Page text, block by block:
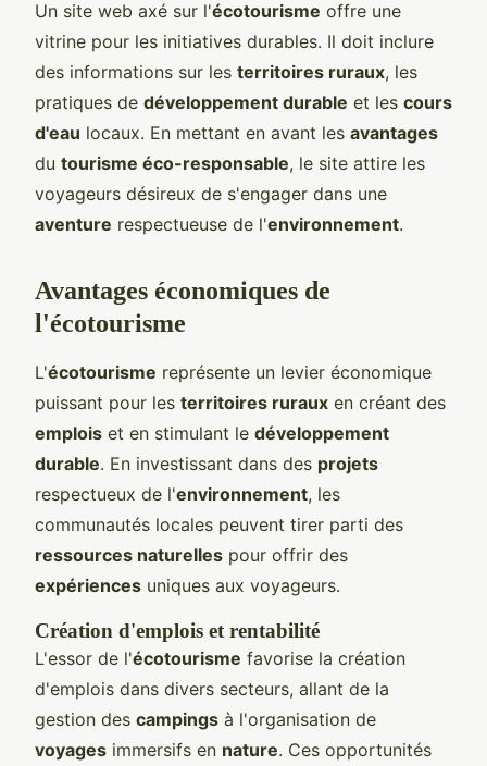
Un site web axé sur l'écotourisme offre une
vitrine pour les initiatives durables. Il doit inclure
des informations sur les territoires ruraux, les
pratiques de développement durable et les cours
d'eau locaux. En mettant en avant les avantages
du tourisme éco-responsable, le site attire les
voyageurs désireux de s'engager dans une
aventure respectueuse de l'environnement.
Avantages économiques de
l'écotourisme
L'écotourisme représente un levier économique
puissant pour les territoires ruraux en créant des
emplois et en stimulant le développement
durable. En investissant dans des projets
respectueux de l'environnement, les
communautés locales peuvent tirer parti des
ressources naturelles pour offrir des
expériences uniques aux voyageurs.
Création d'emplois et rentabilité
L'essor de l'écotourisme favorise la création
d'emplois dans divers secteurs, allant de la
gestion des campings à l'organisation de
voyages immersifs en nature. Ces opportunités